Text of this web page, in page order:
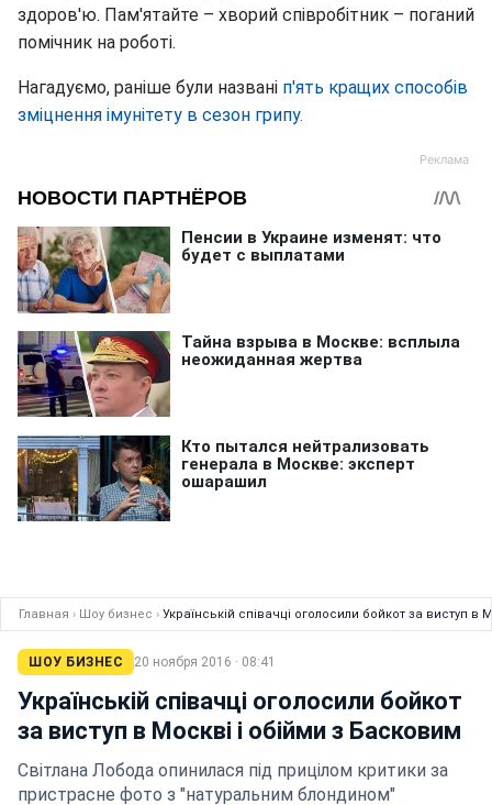
здоров'ю. Пам'ятайте – хворий співробітник – поганий
помічник на роботі.
Нагадуємо, раніше були названі п'ять кращих способів
зміцнення імунітету в сезон грипу.
Главная › Шоу бизнес › Українській співачці оголосили бойкот за виступ в
ШОУ БИЗНЕС 20 ноября 2016 · 08:41
Українській співачці оголосили бойкот
за виступ в Москві і обійми з Басковим
Світлана Лобода опинилася під прицілом критики за
пристрасне фото з "натуральним блондином"